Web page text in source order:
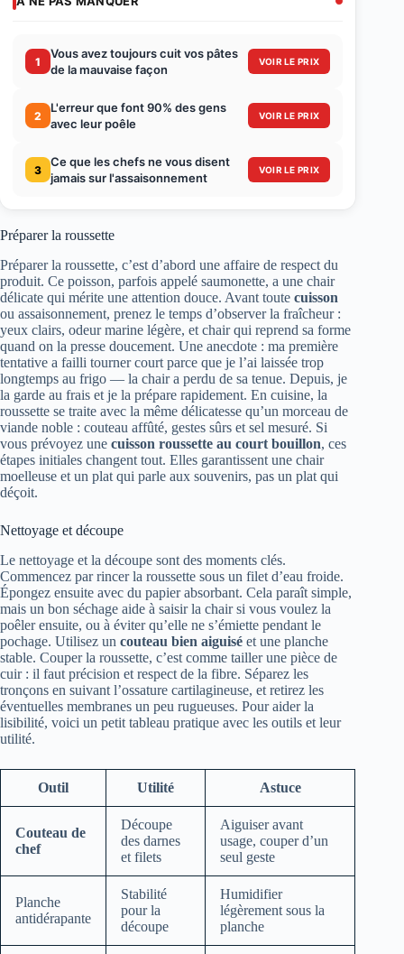
1
Vous avez toujours cuit vos pâtes
de la mauvaise façon
VOIR LE PRIX
2
L'erreur que font 90% des gens
avec leur poêle
VOIR LE PRIX
3
Ce que les chefs ne vous disent
jamais sur l'assaisonnement
VOIR LE PRIX
Préparer la roussette
Préparer la roussette, c’est d’abord une affaire de respect du
produit. Ce poisson, parfois appelé saumonette, a une chair
délicate qui mérite une attention douce. Avant toute cuisson
ou assaisonnement, prenez le temps d’observer la fraîcheur :
yeux clairs, odeur marine légère, et chair qui reprend sa forme
quand on la presse doucement. Une anecdote : ma première
tentative a failli tourner court parce que je l’ai laissée trop
longtemps au frigo — la chair a perdu de sa tenue. Depuis, je
la garde au frais et je la prépare rapidement. En cuisine, la
roussette se traite avec la même délicatesse qu’un morceau de
viande noble : couteau affûté, gestes sûrs et sel mesuré. Si
vous prévoyez une cuisson roussette au court bouillon, ces
étapes initiales changent tout. Elles garantissent une chair
moelleuse et un plat qui parle aux souvenirs, pas un plat qui
déçoit.
Nettoyage et découpe
Le nettoyage et la découpe sont des moments clés.
Commencez par rincer la roussette sous un filet d’eau froide.
Épongez ensuite avec du papier absorbant. Cela paraît simple,
mais un bon séchage aide à saisir la chair si vous voulez la
poêler ensuite, ou à éviter qu’elle ne s’émiette pendant le
pochage. Utilisez un couteau bien aiguisé et une planche
stable. Couper la roussette, c’est comme tailler une pièce de
cuir : il faut précision et respect de la fibre. Séparez les
tronçons en suivant l’ossature cartilagineuse, et retirez les
éventuelles membranes un peu rugueuses. Pour aider la
lisibilité, voici un petit tableau pratique avec les outils et leur
utilité.
Outil Utilité Astuce
Couteau de
chef
Découpe
des darnes
et filets
Aiguiser avant
usage, couper d’un
seul geste
Planche
antidérapante
Stabilité
pour la
découpe
Humidifier
légèrement sous la
planche